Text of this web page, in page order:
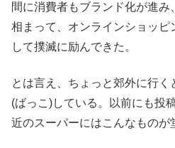
間に消費者もブランド化が進み
相まって、オンラインショッピ
して撲滅に励んできた。
とは言え、ちょっと郊外に行
(ばっこ)している。以前にも投
近のスーパーにはこんなものが